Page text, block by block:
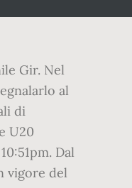
Gir. Nel
al
di
U20
Dal
vigore del